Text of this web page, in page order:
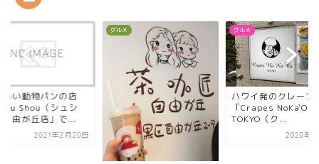
いい動物パンの店
Shou（シュシ
自由が丘店」で...
2021年2月20日
グルメ グルメ
ハワイ発のクレープ
「Crapes NoKa`Oi
TOKYO（ク...
2020年8